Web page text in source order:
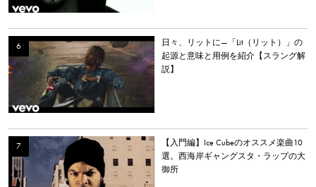
日々、リットに—「Lit（リット）」の
起源と意味と用例を紹介【スラング解
説】
【入門編】Ice Cubeのオススメ楽曲10
選。西海岸ギャングスタ・ラップの大
御所